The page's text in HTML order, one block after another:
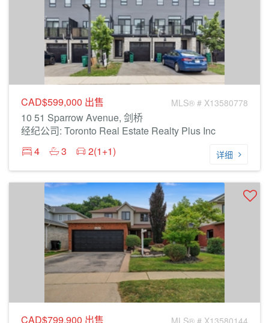
CAD$599,000 出售 MLS® # X13580778
10 51 Sparrow Avenue, 剑桥
经纪公司: Toronto Real Estate Realty Plus Inc
4
3 2(1+1) 详细
CAD$799,900 出售 MLS® # X13580144